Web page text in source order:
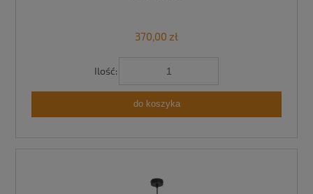
370,00 zł
Ilość:
do koszyka